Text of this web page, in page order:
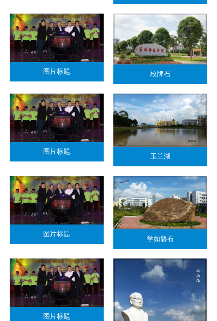
图片标题 校牌石
图片标题
玉兰湖
图片标题
学如磐石
图片标题